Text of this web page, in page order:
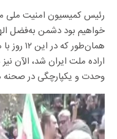
رئیس کمیسیون امنیت ملی
خواهیم بود دشمن به‌فضل
اراده ملت ایران شد، الآن
وحدت و یکپارچگی در صحنه